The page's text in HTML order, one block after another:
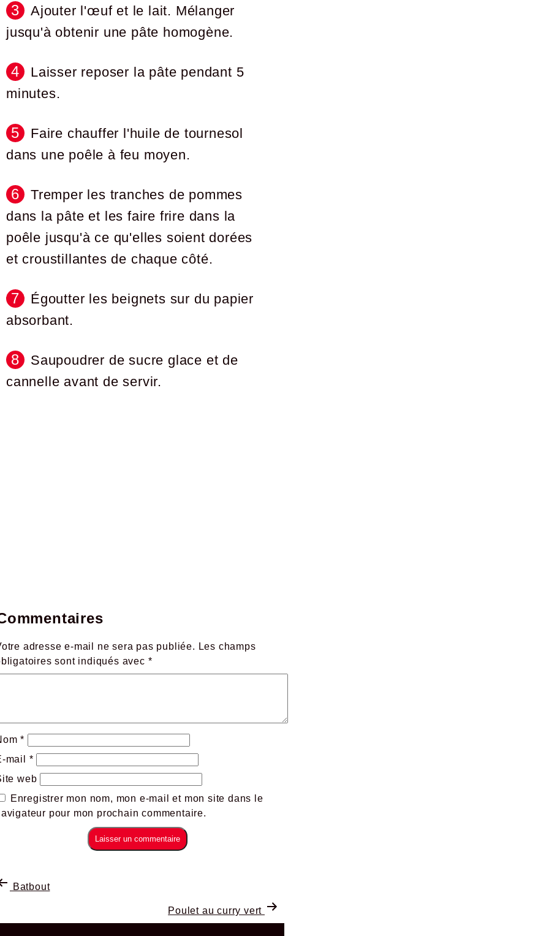
Ajouter l'œuf et le lait. Mélanger
jusqu'à obtenir une pâte homogène.
Laisser reposer la pâte pendant 5
minutes.
Faire chauffer l'huile de tournesol
dans une poêle à feu moyen.
Tremper les tranches de pommes
dans la pâte et les faire frire dans la
poêle jusqu'à ce qu'elles soient dorées
et croustillantes de chaque côté.
Égoutter les beignets sur du papier
absorbant.
Saupoudrer de sucre glace et de
cannelle avant de servir.
Commentaires
adresse e-mail ne sera pas publiée. Les champs
sont indiqués avec *
*
mail *
web
Enregistrer mon nom, mon e-mail et mon site dans le
pour mon prochain commentaire.
Batbout
Poulet au curry vert